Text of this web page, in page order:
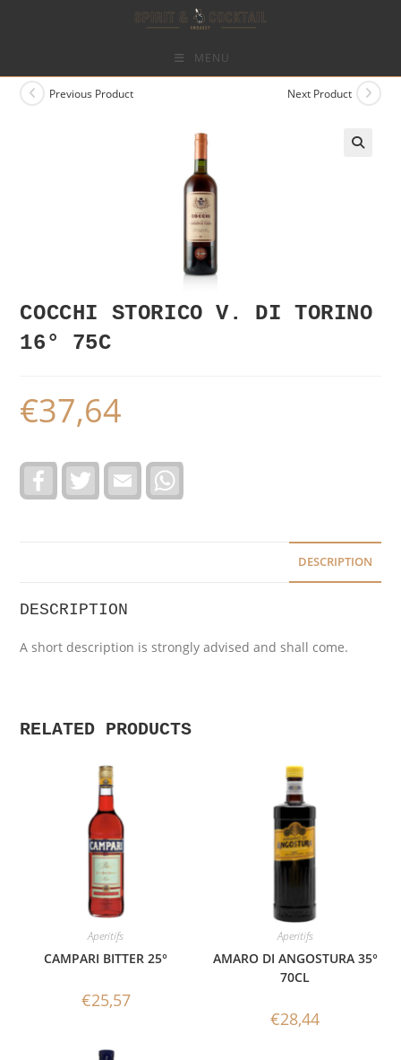
MENU
Previous Product Next Product
COCCHI STORICO V. DI TORINO
16° 75C
€37,64
c
T
i
E
a
a
DESCRIPTION
DESCRIPTION
A short description is strongly advised and shall come.
RELATED PRODUCTS
Aperitifs
CAMPARI BITTER 25°
€25,57
Aperitifs
AMARO DI ANGOSTURA 35°
70CL
€28,44